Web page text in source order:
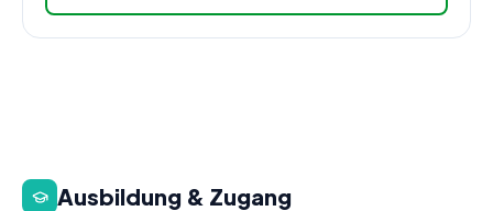
Ausbildung & Zugang